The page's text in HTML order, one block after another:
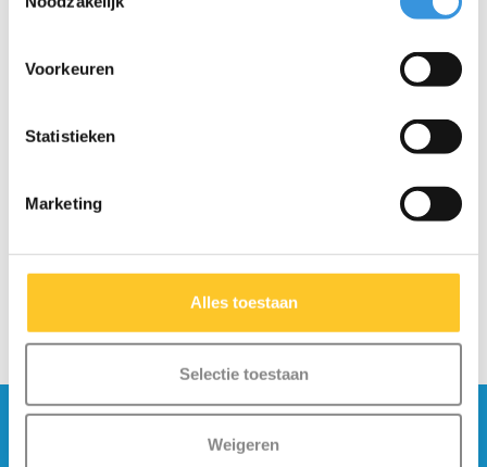
Voorkeuren
Statistieken
Marketing
Alles toestaan
Selectie toestaan
Weigeren
Merlin
Blijf op de hoogte en schrijf je in voor onze